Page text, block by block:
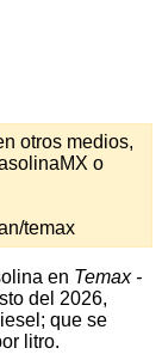
otros medios,
o
temax
en Temax -
del 2026,
que se
litro.